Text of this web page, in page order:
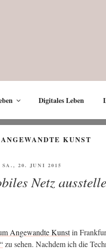
Digitales Leben
KUNST
VERÖFFENTLICHT
SA., 20. JUNI 2015
Netz
Ange­wand­te Kunstin
zu sehen. Nach­dem ich die